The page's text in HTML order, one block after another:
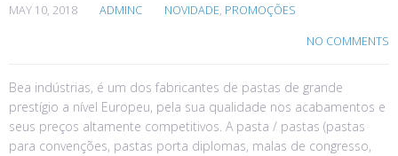
MAY 10, 2018 ADMINC NOVIDADE, PROMOÇÕES
NO COMMENTS
Bea indústrias, é um dos fabricantes de pastas de grande
prestígio a nível Europeu, pela sua qualidade nos acabamentos e
seus preços altamente competitivos. A pasta / pastas (pastas
para convenções, pastas porta diplomas, malas de congresso,